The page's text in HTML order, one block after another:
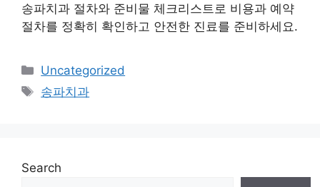
송파치과 절차와 준비물 체크리스트로 비용과 예약
절차를 정확히 확인하고 안전한 진료를 준비하세요.
Categories
Uncategorized
Tags
송파치과
Search